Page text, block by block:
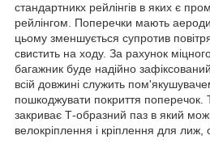
стандартникх рейлінгів в яких є
рейлінгом. Поперечки мають
цьому зменшується супротив
свистить на ходу. За рахунок
багажник буде надійно
всій довжині служить
пошкоджувати покриття
закриває Т-образний паз в який
велокріплення і кріплення для лиж,